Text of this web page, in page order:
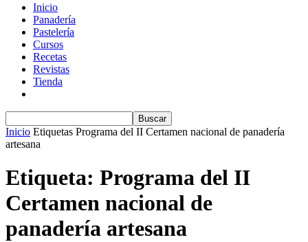
Inicio
Panadería
Pastelería
Cursos
Recetas
Revistas
Tienda
Inicio Etiquetas Programa del II Certamen nacional de panadería
artesana
Etiqueta: Programa del II
Certamen nacional de
panadería artesana